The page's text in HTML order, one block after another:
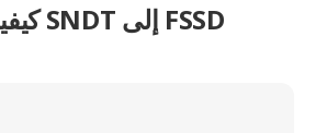
كيفية تحويل SNDT إلى FSSD